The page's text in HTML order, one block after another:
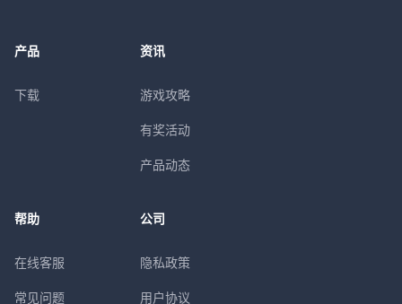
产品
下载
资讯
游戏攻略
有奖活动
产品动态
帮助
在线客服
常见问题
公司
隐私政策
用户协议